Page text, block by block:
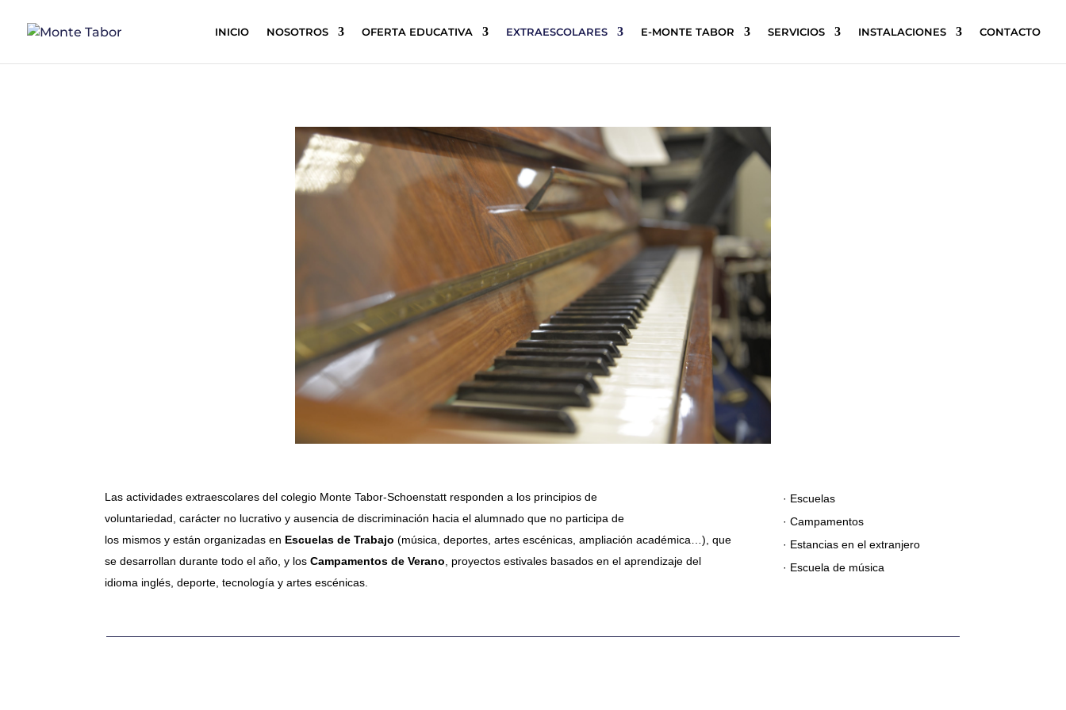
INICIO NOSOTROS OFERTA EDUCATIVA EXTRAESCOLARES E-MONTE TABOR SERVICIOS INSTALACIONES CONTACTO
Las actividades extraescolares del colegio Monte Tabor-Schoenstatt responden a los principios de
voluntariedad, carácter no lucrativo y ausencia de discriminación hacia el alumnado que no participa de
los mismos y están organizadas en Escuelas de Trabajo (música, deportes, artes escénicas, ampliación académica…), que
se desarrollan durante todo el año, y los Campamentos de Verano , proyectos estivales basados en el aprendizaje del
idioma inglés, deporte, tecnología y artes escénicas.
· Escuelas
· Campamentos
· Estancias en el extranjero
· Escuela de música